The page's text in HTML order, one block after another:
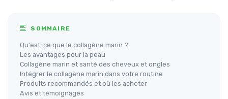
SOMMAIRE
Qu'est-ce que le collagène marin ?
Les avantages pour la peau
Collagène marin et santé des cheveux et ongles
Intégrer le collagène marin dans votre routine
Produits recommandés et où les acheter
Avis et témoignages